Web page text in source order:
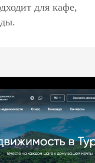
для кафе,